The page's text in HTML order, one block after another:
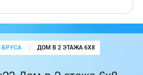
БРУСА CURRENT:
ДОМ В 2 ЭТАЖА 6Х8